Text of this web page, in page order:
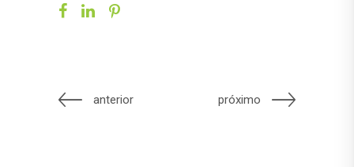
anterior próximo